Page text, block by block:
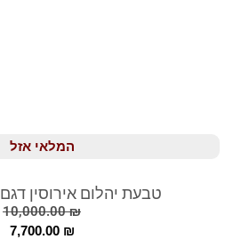
המלאי אזל
טבעת יהלום אירוסין דגם PRINCESS
10,000.00₪
7,700.00 ₪